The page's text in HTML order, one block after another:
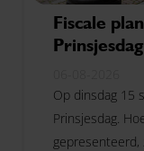
Fiscale
Op dinsdag 15
Prinsjesdag.
gepresenteerd,